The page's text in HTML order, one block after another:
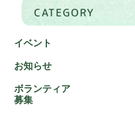
CATEGORY
イベント
お知らせ
ボランティア
募集